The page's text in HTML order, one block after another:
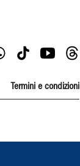
Termini e condizioni